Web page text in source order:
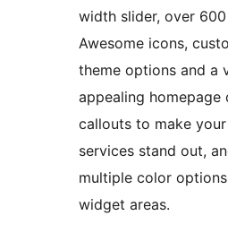
width slider, over 600
Awesome icons,
theme options and a
appealing homepage
callouts to make
services stand out,
multiple color
widget areas.